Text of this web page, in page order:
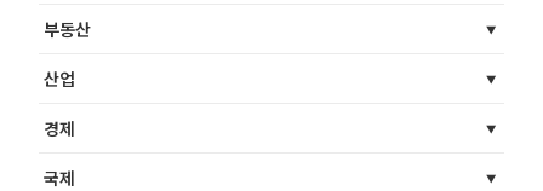
부동산
산업
경제
국제